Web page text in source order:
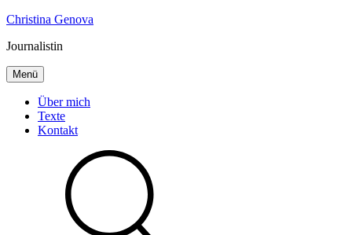
Inhalte
Christina Genova
Journalistin
Menü
Über mich
Texte
Kontakt